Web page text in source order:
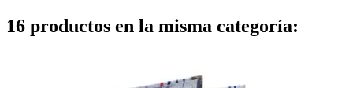
16 productos en la misma categoría: